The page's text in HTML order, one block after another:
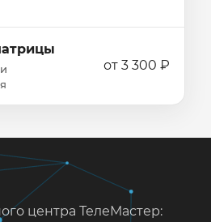
от 3 300 ₽
центра ТелеМастер: